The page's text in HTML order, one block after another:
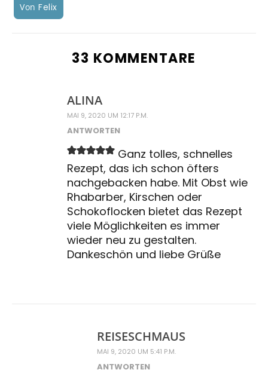
Von Felix
33 KOMMENTARE
ALINA
MAI 9, 2020 UM 12:17 P.M.
ANTWORTEN
Ganz tolles, schnelles
Rezept, das ich schon öfters
nachgebacken habe. Mit Obst wie
Rhabarber, Kirschen oder
Schokoflocken bietet das Rezept
viele Möglichkeiten es immer
wieder neu zu gestalten.
Dankeschön und liebe Grüße
REISESCHMAUS
MAI 9, 2020 UM 5:41 P.M.
ANTWORTEN